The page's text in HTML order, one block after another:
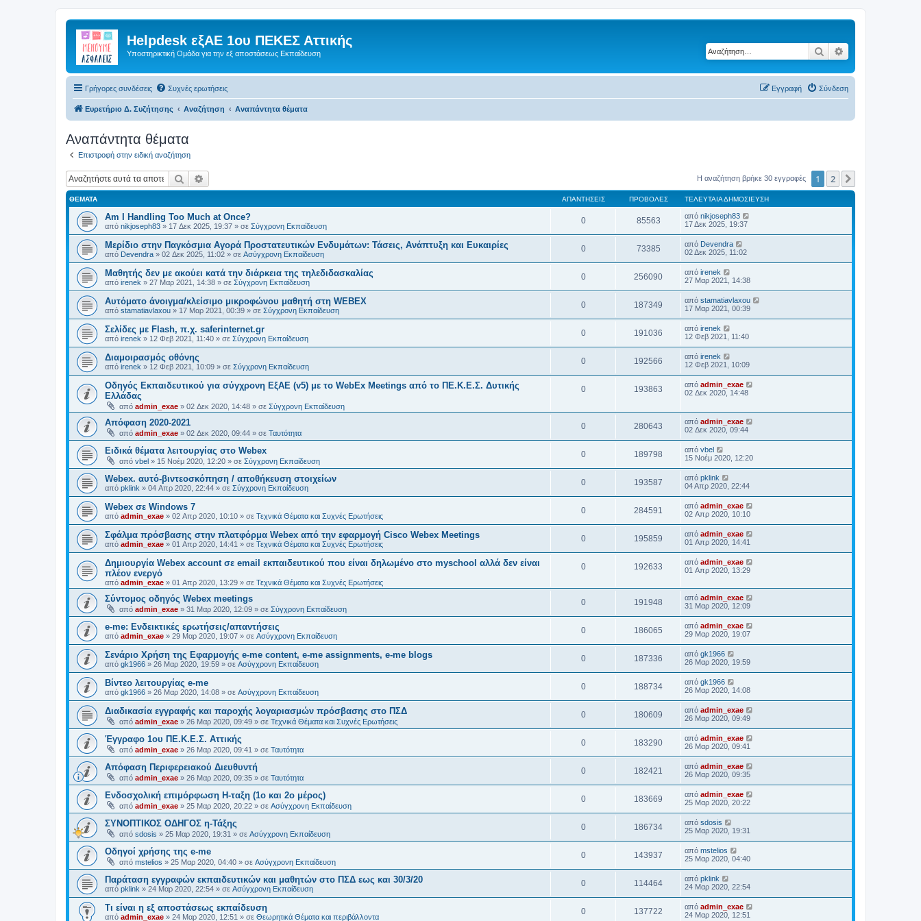
Helpdesk εξΑΕ 1ου ΠΕΚΕΣ Αττικής
Υποστηρικτική Ομάδα για την εξ αποστάσεως Εκπαίδευση Αναζήτηση
Γρήγορες συνδέσεις Συχνές ερωτήσεις Σύνδεση
Εγγραφή
Ευρετήριο Δ. Συζήτησης Αναζήτηση Αναπάντητα θέματα
Αναπάντητα θέματα
Επιστροφή στην ειδική αναζήτηση
Αναζήτηση Η αναζήτηση βρήκε 30 εγγραφές 1 2
ΘΈΜΑΤΑ ΑΠΑΝΤΉΣΕΙΣ ΠΡΟΒΟΛΈΣ ΤΕΛΕΥΤΑΊΑ ΔΗΜΟΣΊΕΥΣΗ
Am I Handling Too Much at Once?
από nikjoseph83 » 17 Δεκ 2025, 19:37 » σε Σύγχρονη Εκπαίδευση
0 85563 από nikjoseph83
17 Δεκ 2025, 19:37
Μερίδιο στην Παγκόσμια Αγορά Προστατευτικών Ενδυμάτων: Τάσεις, Ανάπτυξη και Ευκαιρίες
από Devendra » 02 Δεκ 2025, 11:02 » σε Ασύγχρονη Εκπαίδευση
0 73385 από Devendra
02 Δεκ 2025, 11:02
Μαθητής δεν με ακούει κατά την διάρκεια της τηλεδιδασκαλίας
από irenek » 27 Μαρ 2021, 14:38 » σε Σύγχρονη Εκπαίδευση
0 256090 από irenek
27 Μαρ 2021, 14:38
Αυτόματο άνοιγμα/κλείσιμο μικροφώνου μαθητή στη WEBEX
από stamatiavlaxou » 17 Μαρ 2021, 00:39 » σε Σύγχρονη Εκπαίδευση
0 187349 από stamatiavlaxou
17 Μαρ 2021, 00:39
Σελίδες με Flash, π.χ. saferinternet.gr
από irenek » 12 Φεβ 2021, 11:40 » σε Σύγχρονη Εκπαίδευση
0 191036 από irenek
12 Φεβ 2021, 11:40
Διαμοιρασμός οθόνης
από irenek » 12 Φεβ 2021, 10:09 » σε Σύγχρονη Εκπαίδευση
0 192566 από irenek
12 Φεβ 2021, 10:09
Oδηγός Eκπαιδευτικού για σύγχρονη ΕξΑΕ (v5) με το WebEx Meetings από το ΠΕ.Κ.Ε.Σ. Δυτικής
Ελλάδας
από admin_exae » 02 Δεκ 2020, 14:48 » σε Σύγχρονη Εκπαίδευση
0 193863 από admin_exae
02 Δεκ 2020, 14:48
Απόφαση 2020-2021
από admin_exae » 02 Δεκ 2020, 09:44 » σε Ταυτότητα
0 280643 από admin_exae
02 Δεκ 2020, 09:44
Ειδικά θέματα λειτουργίας στο Webex
από vbel » 15 Νοέμ 2020, 12:20 » σε Σύγχρονη Εκπαίδευση
0 189798 από vbel
15 Νοέμ 2020, 12:20
Webex. αυτό-βιντεοσκόπηση / αποθήκευση στοιχείων
από pklink » 04 Απρ 2020, 22:44 » σε Σύγχρονη Εκπαίδευση
0 193587 από pklink
04 Απρ 2020, 22:44
Webex σε Windows 7
από admin_exae » 02 Απρ 2020, 10:10 » σε Τεχνικά Θέματα και Συχνές Ερωτήσεις
0 284591 από admin_exae
02 Απρ 2020, 10:10
Σφάλμα πρόσβασης στην πλατφόρμα Webex από την εφαρμογή Cisco Webex Meetings
από admin_exae » 01 Απρ 2020, 14:41 » σε Τεχνικά Θέματα και Συχνές Ερωτήσεις
0 195859 από admin_exae
01 Απρ 2020, 14:41
Δημιουργία Webex account σε email εκπαιδευτικού που είναι δηλωμένο στο myschool αλλά δεν είναι
πλέον ενεργό
από admin_exae » 01 Απρ 2020, 13:29 » σε Τεχνικά Θέματα και Συχνές Ερωτήσεις
0 192633 από admin_exae
01 Απρ 2020, 13:29
Σύντομος οδηγός Webex meetings
από admin_exae » 31 Μαρ 2020, 12:09 » σε Σύγχρονη Εκπαίδευση
0 191948 από admin_exae
31 Μαρ 2020, 12:09
e-me: Ενδεικτικές ερωτήσεις/απαντήσεις
από admin_exae » 29 Μαρ 2020, 19:07 » σε Ασύγχρονη Εκπαίδευση
0 186065 από admin_exae
29 Μαρ 2020, 19:07
Σενάριο Χρήση της Εφαρμογής e-me content, e-me assignments, e-me blogs
από gk1966 » 26 Μαρ 2020, 19:59 » σε Ασύγχρονη Εκπαίδευση
0 187336 από gk1966
26 Μαρ 2020, 19:59
Βίντεο λειτουργίας e-me
από gk1966 » 26 Μαρ 2020, 14:08 » σε Ασύγχρονη Εκπαίδευση
0 188734 από gk1966
26 Μαρ 2020, 14:08
Διαδικασία εγγραφής και παροχής λογαριασμών πρόσβασης στο ΠΣΔ
από admin_exae » 26 Μαρ 2020, 09:49 » σε Τεχνικά Θέματα και Συχνές Ερωτήσεις
0 180609 από admin_exae
26 Μαρ 2020, 09:49
Έγγραφο 1ου ΠΕ.Κ.Ε.Σ. Αττικής
από admin_exae » 26 Μαρ 2020, 09:41 » σε Ταυτότητα
0 183290 από admin_exae
26 Μαρ 2020, 09:41
Απόφαση Περιφερειακού Διευθυντή
από admin_exae » 26 Μαρ 2020, 09:35 » σε Ταυτότητα
0 182421 από admin_exae
26 Μαρ 2020, 09:35
Ενδοσχολική επιμόρφωση Η-ταξη (1ο και 2ο μέρος)
από admin_exae » 25 Μαρ 2020, 20:22 » σε Ασύγχρονη Εκπαίδευση
0 183669 από admin_exae
25 Μαρ 2020, 20:22
ΣΥΝΟΠΤΙΚΟΣ ΟΔΗΓΟΣ η-Τάξης
από sdosis » 25 Μαρ 2020, 19:31 » σε Ασύγχρονη Εκπαίδευση
0 186734 από sdosis
25 Μαρ 2020, 19:31
Οδηγοί χρήσης της e-me
από mstelios » 25 Μαρ 2020, 04:40 » σε Ασύγχρονη Εκπαίδευση
0 143937 από mstelios
25 Μαρ 2020, 04:40
Παράταση εγγραφών εκπαιδευτικών και μαθητών στο ΠΣΔ εως και 30/3/20
από pklink » 24 Μαρ 2020, 22:54 » σε Ασύγχρονη Εκπαίδευση
0 114464 από pklink
24 Μαρ 2020, 22:54
Τι είναι η εξ αποστάσεως εκπαίδευση
από admin_exae » 24 Μαρ 2020, 12:51 » σε Θεωρητικά Θέματα και περιβάλλοντα
0 137722 από admin_exae
24 Μαρ 2020, 12:51